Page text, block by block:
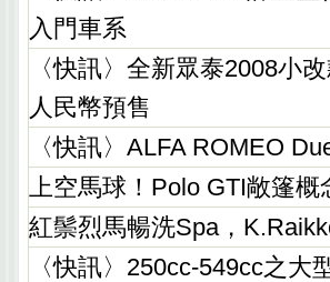
入門車系
〈快訊〉全新眾泰2008小
人民幣預售
〈快訊〉ALFA ROMEO
上空馬球！Polo GTI敞篷概
紅鬃烈馬暢洗Spa，
〈快訊〉250cc-549cc之